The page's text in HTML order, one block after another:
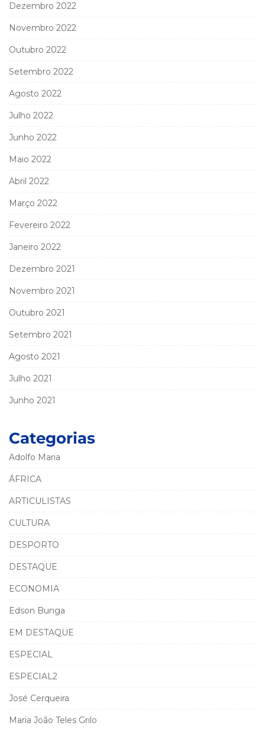
Dezembro 2022
Novembro 2022
Outubro 2022
Setembro 2022
Agosto 2022
Julho 2022
Junho 2022
Maio 2022
Abril 2022
Março 2022
Fevereiro 2022
Janeiro 2022
Dezembro 2021
Novembro 2021
Outubro 2021
Setembro 2021
Agosto 2021
Julho 2021
Junho 2021
Categorias
Adolfo Maria
ÁFRICA
ARTICULISTAS
CULTURA
DESPORTO
DESTAQUE
ECONOMIA
Edson Bunga
EM DESTAQUE
ESPECIAL
ESPECIAL2
José Cerqueira
Maria João Teles Grilo